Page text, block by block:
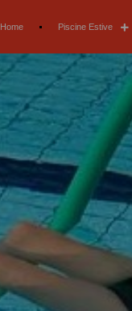
Home Piscine Estive